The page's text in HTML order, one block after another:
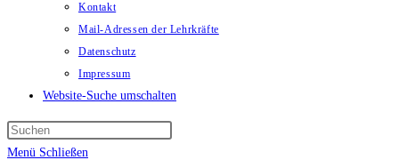
Kontakt
Mail-Adressen der Lehrkräfte
Datenschutz
Impressum
Website-Suche umschalten
Menü Schließen